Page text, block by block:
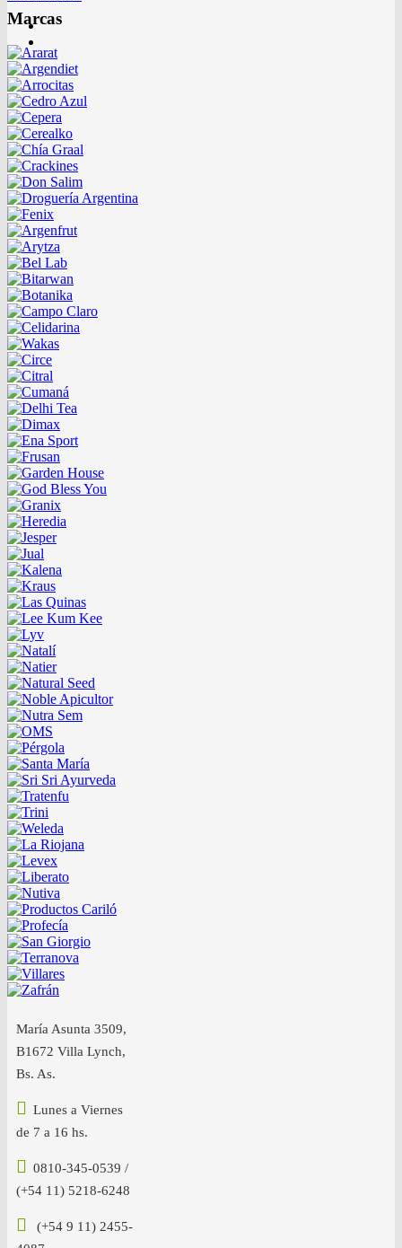
Marcas
María Asunta 3509,
B1672 Villa Lynch,
Bs. As.
Lunes a Viernes
de 7 a 16 hs.
0810-345-0539 /
(+54 11) 5218-6248
(+54 9 11) 2455-